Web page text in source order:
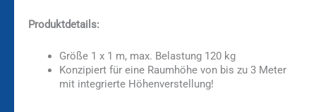
Produktdetails:
Größe 1 x 1 m, max. Belastung 120 kg
Konzipiert für eine Raumhöhe von bis zu 3 Meter
mit integrierte Höhenverstellung!